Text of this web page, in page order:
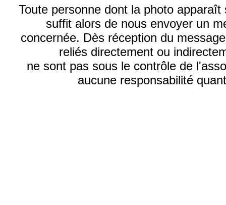
Toute personne dont la photo
suffit alors de nous envoyer un
concernée. Dès réception du
reliés directement ou
ne sont pas sous le contrôle de
aucune responsabilité